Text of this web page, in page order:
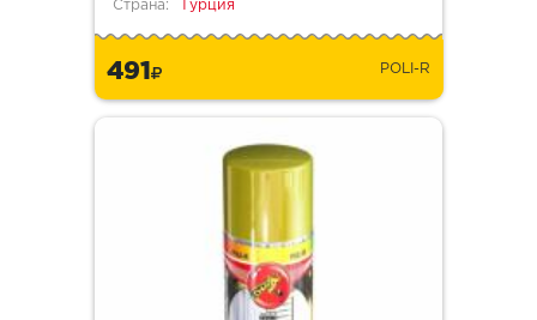
Страна: Турция
491 POLI-R